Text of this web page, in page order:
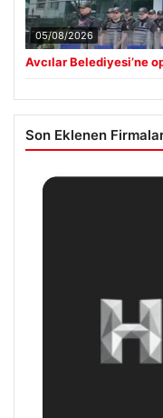
05/08/2026
Avcılar Belediyesi’ne
Son Eklenen